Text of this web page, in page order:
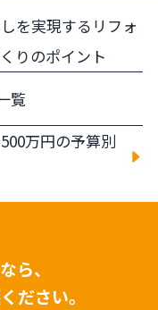
を実現するリフォ
りのポイント
覧
万円の予算別
ら、
ださい。